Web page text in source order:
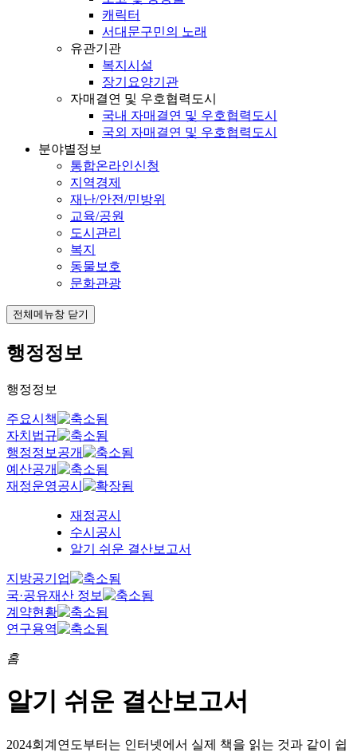
캐릭터
서대문구민의 노래
유관기관
복지시설
장기요양기관
자매결연 및 우호협력도시
국내 자매결연 및 우호협력도시
국외 자매결연 및 우호협력도시
분야별정보
통합온라인신청
지역경제
재난/안전/민방위
교육/공원
도시관리
복지
동물보호
문화관광
전체메뉴창 닫기
행정정보
행정정보
주요시책
자치법규
행정정보공개
예산공개
재정운영공시
재정공시
수시공시
알기 쉬운 결산보고서
지방공기업
국·공유재산 정보
계약현황
연구용역
홈
알기 쉬운 결산보고서
2024회계연도부터는 인터넷에서 실제 책을 읽는 것과 같이 쉽